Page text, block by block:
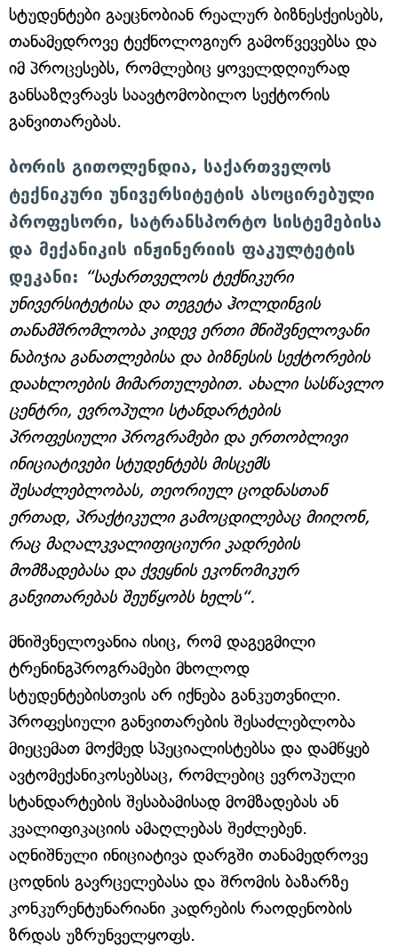
სტუდენტები გაეცნობიან რეალურ ბიზნესქეისებს,
თანამედროვე ტექნოლოგიურ გამოწვევებსა და
იმ პროცესებს, რომლებიც ყოველდღიურად
განსაზღვრავს საავტომობილო სექტორის
განვითარებას.
ბორის გითოლენდია, საქართველოს
ტექნიკური უნივერსიტეტის ასოცირებული
პროფესორი, სატრანსპორტო სისტემებისა
და მექანიკის ინჟინერიის ფაკულტეტის
დეკანი: “საქართველოს ტექნიკური
უნივერსიტეტისა და თეგეტა ჰოლდინგის
თანამშრომლობა კიდევ ერთი მნიშვნელოვანი
ნაბიჯია განათლებისა და ბიზნესის სექტორების
დაახლოების მიმართულებით. ახალი სასწავლო
ცენტრი, ევროპული სტანდარტების
პროფესიული პროგრამები და ერთობლივი
ინიციატივები სტუდენტებს მისცემს
შესაძლებლობას, თეორიულ ცოდნასთან
ერთად, პრაქტიკული გამოცდილებაც მიიღონ,
რაც მაღალკვალიფიციური კადრების
მომზადებასა და ქვეყნის ეკონომიკურ
განვითარებას შეუწყობს ხელს“.
მნიშვნელოვანია ისიც, რომ დაგეგმილი
ტრენინგპროგრამები მხოლოდ
სტუდენტებისთვის არ იქნება განკუთვნილი.
პროფესიული განვითარების შესაძლებლობა
მიეცემათ მოქმედ სპეციალისტებსა და დამწყებ
ავტომექანიკოსებსაც, რომლებიც ევროპული
სტანდარტების შესაბამისად მომზადებას ან
კვალიფიკაციის ამაღლებას შეძლებენ.
აღნიშნული ინიციატივა დარგში თანამედროვე
ცოდნის გავრცელებასა და შრომის ბაზარზე
კონკურენტუნარიანი კადრების რაოდენობის
ზრდას უზრუნველყოფს.